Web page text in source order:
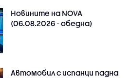
Новините на NOVA
(06.08.2026 - обедна)
Автомобил с испанци падна